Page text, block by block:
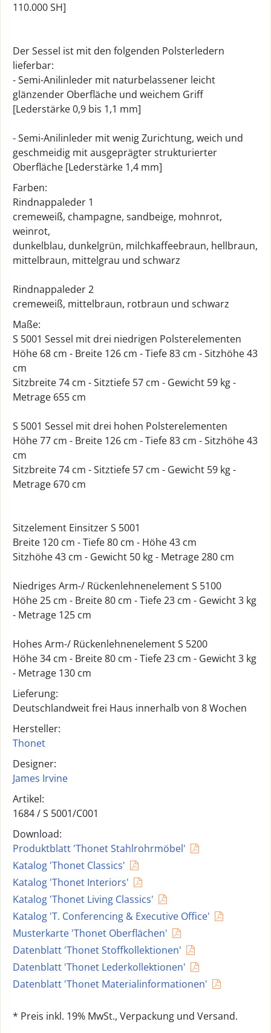
110.000 SH]
Der Sessel ist mit den folgenden Polsterledern
lieferbar:
- Semi-Anilinleder mit naturbelassener leicht
glänzender Oberfläche und weichem Griff
[Lederstärke 0,9 bis 1,1 mm]
- Semi-Anilinleder mit wenig Zurichtung, weich und
geschmeidig mit ausgeprägter strukturierter
Oberfläche [Lederstärke 1,4 mm]
Farben:
Rindnappaleder 1
cremeweiß, champagne, sandbeige, mohnrot,
weinrot,
dunkelblau, dunkelgrün, milchkaffeebraun, hellbraun,
mittelbraun, mittelgrau und schwarz
Rindnappaleder 2
cremeweiß, mittelbraun, rotbraun und schwarz
Maße:
S 5001 Sessel mit drei niedrigen Polsterelementen
Höhe 68 cm - Breite 126 cm - Tiefe 83 cm - Sitzhöhe 43
cm
Sitzbreite 74 cm - Sitztiefe 57 cm - Gewicht 59 kg -
Metrage 655 cm
S 5001 Sessel mit drei hohen Polsterelementen
Höhe 77 cm - Breite 126 cm - Tiefe 83 cm - Sitzhöhe 43
cm
Sitzbreite 74 cm - Sitztiefe 57 cm - Gewicht 59 kg -
Metrage 670 cm
Sitzelement Einsitzer S 5001
Breite 120 cm - Tiefe 80 cm - Höhe 43 cm
Sitzhöhe 43 cm - Gewicht 50 kg - Metrage 280 cm
Niedriges Arm-/ Rückenlehnenelement S 5100
Höhe 25 cm - Breite 80 cm - Tiefe 23 cm - Gewicht 3 kg
- Metrage 125 cm
Hohes Arm-/ Rückenlehnenelement S 5200
Höhe 34 cm - Breite 80 cm - Tiefe 23 cm - Gewicht 3 kg
- Metrage 130 cm
Lieferung:
Deutschlandweit frei Haus innerhalb von 8 Wochen
Hersteller:
Thonet
Designer:
James Irvine
Artikel:
1684 /S 5001/C001
Download:
Produktblatt 'Thonet Stahlrohrmöbel'
Katalog 'Thonet Classics'
Katalog 'Thonet Interiors'
Katalog 'Thonet Living Classics'
Katalog 'T. Conferencing & Executive Office'
Musterkarte 'Thonet Oberflächen'
Datenblatt 'Thonet Stoffkollektionen'
Datenblatt 'Thonet Lederkollektionen'
Datenblatt 'Thonet Materialinformationen'
* Preis inkl. 19% MwSt., Verpackung und Versand.